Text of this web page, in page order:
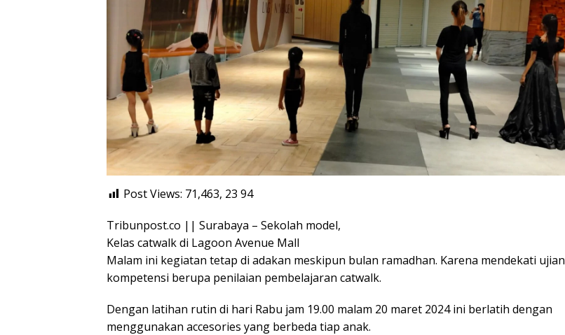
Post Views: 71,463, 23 94
Tribunpost.co || Surabaya – Sekolah model,
Kelas catwalk di Lagoon Avenue Mall
Malam ini kegiatan tetap di adakan meskipun bulan ramadhan. Karena mendekati ujian
kompetensi berupa penilaian pembelajaran catwalk.
Dengan latihan rutin di hari Rabu jam 19.00 malam 20 maret 2024 ini berlatih dengan
menggunakan accesories yang berbeda tiap anak.